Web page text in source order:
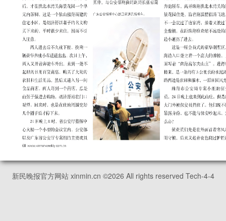
新民晚报官方网站 xinmin.cn ©2026 All rights reserved Tech-4-4